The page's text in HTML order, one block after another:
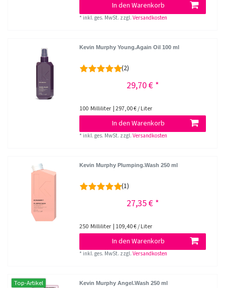
In den Warenkorb
* inkl. ges. MwSt. zzgl.Versandkosten
Kevin Murphy Young.Again Oil 100 ml
(2)
29,70 € *
100 Milliliter | 297,00 € / Liter
In den Warenkorb
* inkl. ges. MwSt. zzgl.Versandkosten
Kevin Murphy Plumping.Wash 250 ml
(1)
27,35 € *
250 Milliliter | 109,40 € / Liter
In den Warenkorb
* inkl. ges. MwSt. zzgl.Versandkosten
Top-Artikel Kevin Murphy Angel.Wash 250 ml